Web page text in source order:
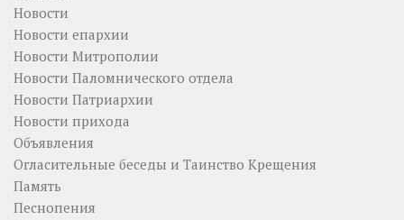
Новости
Новости епархии
Новости Митрополии
Новости Паломнического отдела
Новости Патриархии
Новости прихода
Объявления
Огласительные беседы и Таинство Крещения
Память
Песнопения